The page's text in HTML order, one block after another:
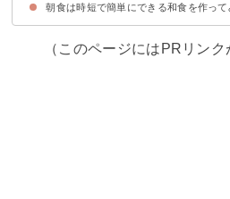
献立メニュー例①おにぎりで時短！子供
献立メニュー例②朝からしっかり食べた
献立メニュー例③丼で準備を簡単に！食
朝食は時短で簡単にできる和食を作って
（このページにはPRリンク